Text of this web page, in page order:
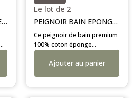
PEIGNOIR ECO À USAGE UNIQUE
Le lot de 2
PEIGNOIR BAIN EPONGE 430g/m2
Ce peignoir de bain premium
100% coton éponge
(430g/m²) offre un pouvoir
d'absorption exceptionnel et
Ajouter au panier